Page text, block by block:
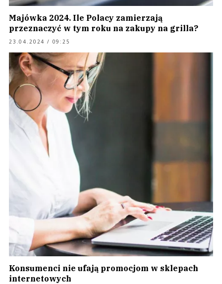
Majówka 2024. Ile Polacy zamierzają
przeznaczyć w tym roku na zakupy na grilla?
23.04.2024 / 09:25
Konsumenci nie ufają promocjom w sklepach
internetowych